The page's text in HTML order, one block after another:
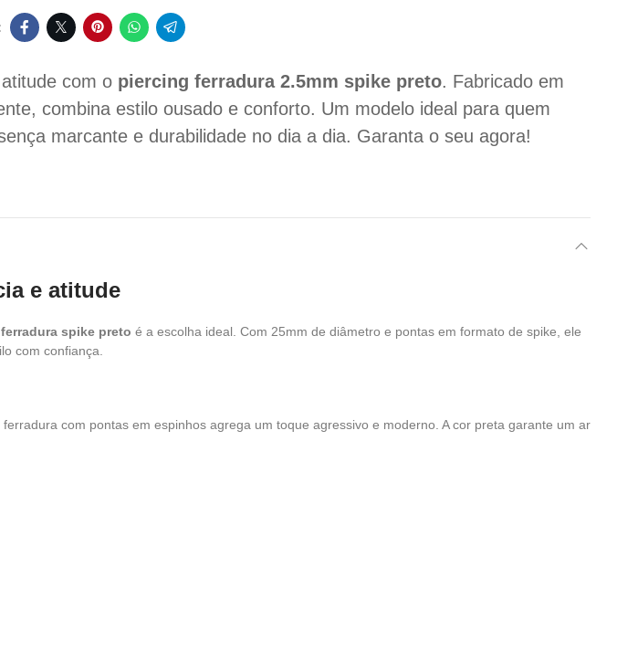
com o piercing ferradura2.5mm spike preto. Fabricado em
combina estilo ousado e conforto. Um modelo ideal para quem
marcante e durabilidade no dia a dia. Garanta o seu agora!
e atitude
spike preto é a escolha ideal. Com 25mm de diâmetro e pontas em formato de spike, ele
com confiança.
com pontas em espinhos agrega um toque agressivo e moderno. A cor preta garante um ar